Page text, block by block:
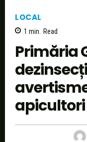
LOCAL
1 min. Read
Primăria
apicultori